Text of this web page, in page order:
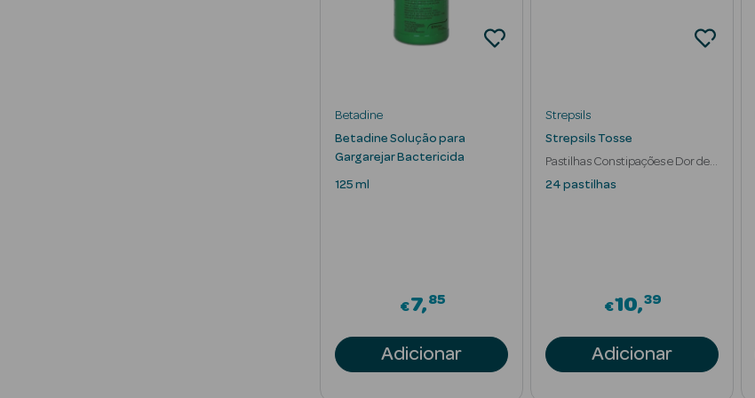
Betadine
Betadine Solução para
Gargarejar Bactericida
125 ml
€7 85
Adicionar
Strepsils
Strepsils Tosse
Pastilhas Constipações e Dor de
Garganta
24 pastilhas
€10 39
Adicionar